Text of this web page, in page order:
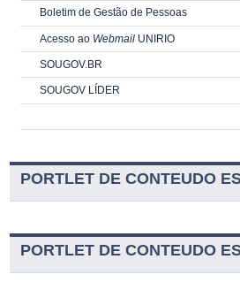
Boletim de Gestão de Pessoas
Acesso ao Webmail UNIRIO
SOUGOV.BR
SOUGOV LÍDER
PORTLET DE CONTEUDO
PORTLET DE CONTEUDO